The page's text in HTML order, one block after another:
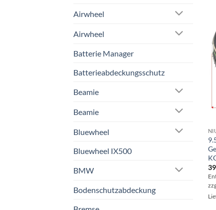
Airwheel
Airwheel
Batterie Manager
Batterieabdeckungsschutz
Beamie
Beamie
Bluewheel
Bluewheel IX500
BMW
Bodenschutzabdeckung